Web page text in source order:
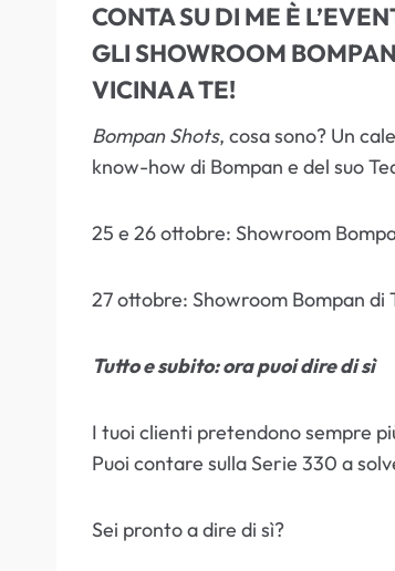
CONTA SU DI ME È
GLISHOWROOM BOMPAN
VICINA A TE!
Bompan Shots, cosa sono? Un
know-how di Bompan e del suo
25 e 26 ottobre: Showroom
27 ottobre: Showroom Bompan di
Tutto e subito: ora puoi dire di sì
I tuoi clienti pretendono sempre
Puoi contare sulla Serie 330 a
Sei pronto a dire di sì?